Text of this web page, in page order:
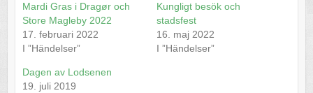
Mardi Gras i Dragør och
Store Magleby 2022
17. februari 2022
I ”Händelser”
Kungligt besök och
stadsfest
16. maj 2022
I ”Händelser”
Dagen av Lodsenen
19. juli 2019